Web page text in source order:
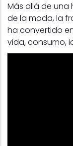
Más allá de una
de la moda, la
ha convertido
vida, consumo,